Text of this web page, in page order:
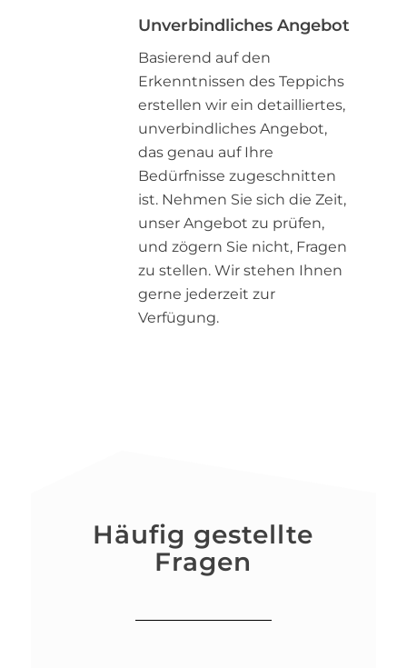
Unverbindliches Angebot
Basierend auf den
Erkenntnissen des Teppichs
erstellen wir ein detailliertes,
unverbindliches Angebot,
das genau auf Ihre
Bedürfnisse zugeschnitten
ist. Nehmen Sie sich die Zeit,
unser Angebot zu prüfen,
und zögern Sie nicht, Fragen
zu stellen. Wir stehen Ihnen
gerne jederzeit zur
Verfügung.
Häufig gestellte
Fragen